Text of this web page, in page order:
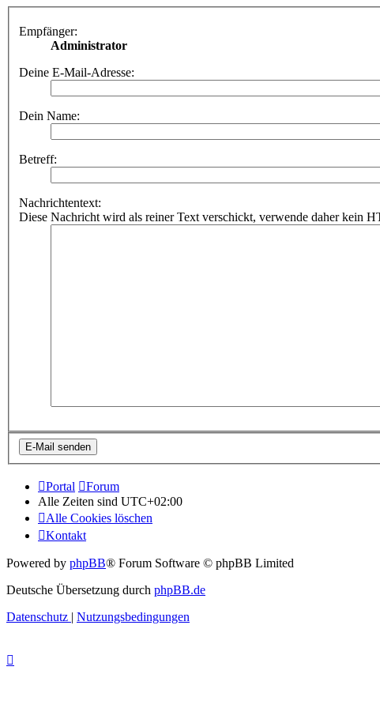
Empfänger:
Administrator
Deine E-Mail-Adresse:
Dein Name:
Betreff:
Nachrichtentext:
Diese Nachricht wird als reiner Text verschickt, verwende daher kein
Portal
Forum
Alle Zeiten sind UTC+02:00
Alle Cookies löschen
Kontakt
Powered by phpBB® Forum Software © phpBB Limited
Deutsche Übersetzung durch phpBB.de
Datenschutz | Nutzungsbedingungen